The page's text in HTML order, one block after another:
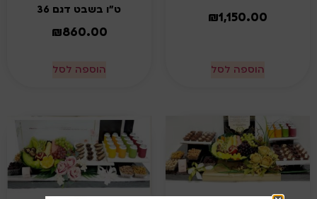
₪1,150.00
הוספה לסל
ט"ו בשבט דגם 36
₪860.00
הוספה לסל